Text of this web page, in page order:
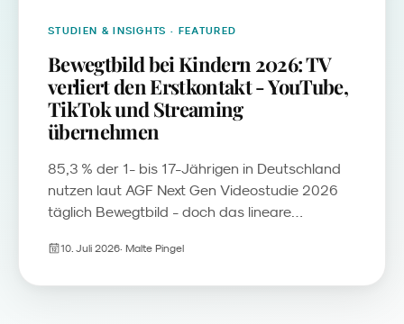
STUDIEN & INSIGHTS · FEATURED
Bewegtbild bei Kindern 2026: TV
verliert den Erstkontakt - YouTube,
TikTok und Streaming
übernehmen
85,3 % der 1- bis 17-Jährigen in Deutschland
nutzen laut AGF Next Gen Videostudie 2026
täglich Bewegtbild - doch das lineare
Streaming, YouTube und Social Video
10. Juli 2026· Malte Pingel